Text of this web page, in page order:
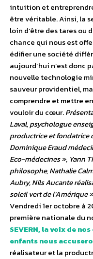
intuition et
être véritable. Ainsi, la
loin d’être des tares ou
chance qui nous est
édifier une société
aujourd’hui n’est donc
nouvelle technologie
sauveur providentiel,
comprendre et mettre
vouloir du cœur.
Laval, psychologue
productrice et fondatrice
Dominique Eraud
Eco-médecines », Yann
philosophe, Nathalie
Aubry, Nils Aucante
soleil vert de l’Amérique
Vendredi 1er octobre à
première nationale du
SEVERN, la voix de
enfants nous
réalisateur et la